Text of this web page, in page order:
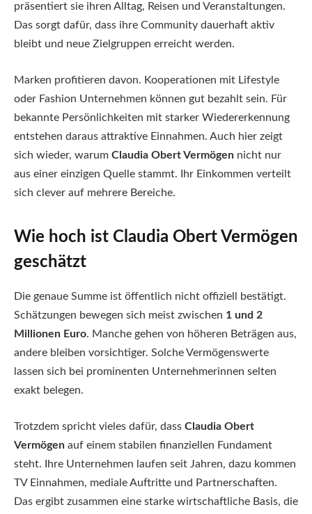
präsentiert sie ihren Alltag, Reisen und Veranstaltungen.
Das sorgt dafür, dass ihre Community dauerhaft aktiv
bleibt und neue Zielgruppen erreicht werden.
Marken profitieren davon. Kooperationen mit Lifestyle
oder Fashion Unternehmen können gut bezahlt sein. Für
bekannte Persönlichkeiten mit starker Wiedererkennung
entstehen daraus attraktive Einnahmen. Auch hier zeigt
sich wieder, warum Claudia Obert Vermögen nicht nur
aus einer einzigen Quelle stammt. Ihr Einkommen verteilt
sich clever auf mehrere Bereiche.
Wie hoch ist Claudia Obert Vermögen
geschätzt
Die genaue Summe ist öffentlich nicht offiziell bestätigt.
Schätzungen bewegen sich meist zwischen 1 und 2
Millionen Euro. Manche gehen von höheren Beträgen aus,
andere bleiben vorsichtiger. Solche Vermögenswerte
lassen sich bei prominenten Unternehmerinnen selten
exakt belegen.
Trotzdem spricht vieles dafür, dass Claudia Obert
Vermögen auf einem stabilen finanziellen Fundament
steht. Ihre Unternehmen laufen seit Jahren, dazu kommen
TV Einnahmen, mediale Auftritte und Partnerschaften.
Das ergibt zusammen eine starke wirtschaftliche Basis, die